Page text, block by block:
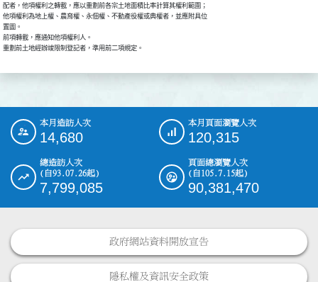
配者，他項權利之轉載，應以重劃前各宗土地面積比率計算其權利範圍；
他項權利為地上權、農育權、永佃權、不動產役權或典權者，並應附具位
置圖。
前項轉載，應通知他項權利人。
重劃前土地經辦竣限制登記者，準用前二項規定。
::: 本月造訪人次
14,680
本月頁面瀏覽人次
120,315
總造訪人次
(自93.07.26起)
7,799,085
頁面總瀏覽人次
(自105.7.15起)
90,381,470
政府網站資料開放宣告
隱私權及資訊安全政策